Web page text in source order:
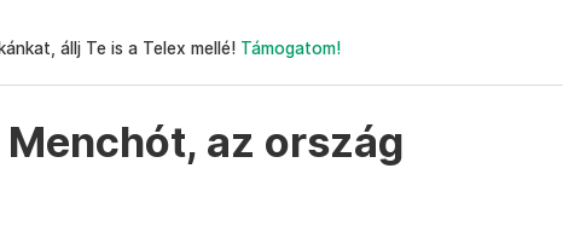
állj Te is a Telex mellé! Támogatom!
az ország